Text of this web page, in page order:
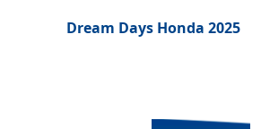
Dream Days Honda 2025